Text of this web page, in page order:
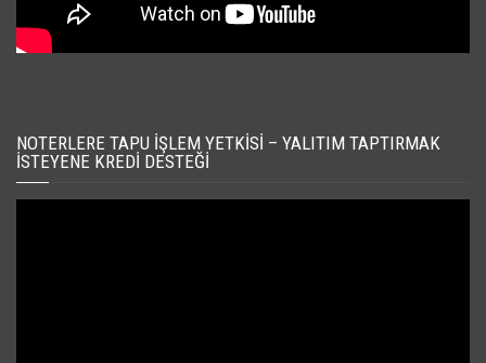
NOTERLERE TAPU İŞLEM YETKISI – YALITIM TAPTIRMAK
İSTEYENE KREDI DESTEĞI